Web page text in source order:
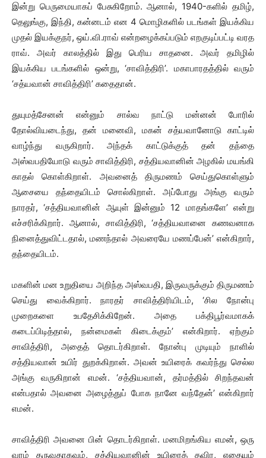
இன்று பெருமையாகப் பேசுகிறோம். ஆனால், 1940-களில் தமிழ்,
தெலுங்கு, இந்தி, கன்னடம் என 4 மொழிகளில் படங்கள் இயக்கிய
முதல் இயக்குநர், ஒய்.வி.ராவ் என்றழைக்கப்படும் எறகுடிப்பட்டி வரத
ராவ். அவர் காலத்தில் இது பெரிய சாதனை. அவர் தமிழில்
இயக்கிய படங்களில் ஒன்று, ‘சாவித்திரி’. மகாபாரதத்தில் வரும்
‘சத்யவான் சாவித்திரி’ கதைதான்.
துயுமத்சேனன் என்னும் சால்வ நாட்டு மன்னன் போரில்
தோல்வியடைந்து, தன் மனைவி, மகன் சத்யவானோடு காட்டில்
வாழ்ந்து வருகிறார். அந்தக் காட்டுக்குத் தன் தந்தை
அஸ்வபதியோடு வரும் சாவித்திரி, சத்தியவானின் அழகில் மயங்கி
காதல் கொள்கிறாள். அவனைத் திருமணம் செய்துகொள்ளும்
ஆசையை தந்தையிடம் சொல்கிறாள். அப்போது அங்கு வரும்
நாரதர், ‘சத்தியவானின் ஆயுள் இன்னும் 12 மாதங்களே’ என்று
எச்சரிக்கிறார். ஆனால், சாவித்திரி, ‘சத்தியவானை கணவனாக
நினைத்துவிட்டதால், மணந்தால் அவரையே மணப்பேன்’ என்கிறார்,
தந்தையிடம்.
மகளின் மன உறுதியை அறிந்த அஸ்வபதி, இருவருக்கும் திருமணம்
செய்து வைக்கிறார். நாரதர் சாவித்திரியிடம், ‘சில நோன்பு
முறைகளை உபதேசிக்கிறேன். அதை பக்திபூர்வமாகக்
கடைப்பிடித்தால், நன்மைகள் கிடைக்கும்’ என்கிறார். ஏற்கும்
சாவித்திரி, அதைத் தொடர்கிறாள். நோன்பு முடியும் நாளில்
சத்தியவான் உயிர் துறக்கிறான். அவன் உயிரைக் கவர்ந்து செல்ல
அங்கு வருகிறான் எமன். ‘சத்தியவான், தர்மத்தில் சிறந்தவன்
என்பதால் அவனை அழைத்துப் போக நானே வந்தேன்’ என்கிறார்
எமன்.
சாவித்திரி அவனை பின் தொடர்கிறாள். மனமிறங்கிய எமன், ஒரு
வரம் தருவதாகவும், சத்தியவானின் உயிரைத் தவிர, எதையும்